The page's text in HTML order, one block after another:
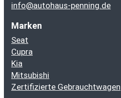
info@autohaus-penning.de
Marken
Seat
Cupra
Kia
Mitsubishi
Zertifizierte Gebrauchtwagen